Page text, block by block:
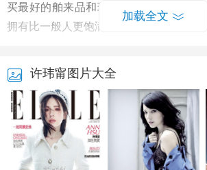
买最好的舶来品和玩具给她，因此她虽
拥有比一般人更饱满的亲情。
加载全文
许玮甯图片大全